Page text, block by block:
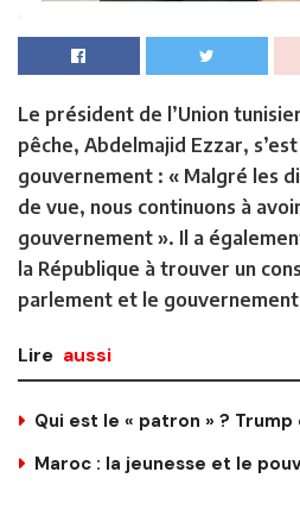
Le président de l’Union
pêche, Abdelmajid Ezzar,
gouvernement : « Malgré les
de vue, nous continuons à
gouvernement ». Il a
la République à trouver un
parlement et le
Lire aussi
Qui est le « patron » ?
Maroc : la jeunesse et le